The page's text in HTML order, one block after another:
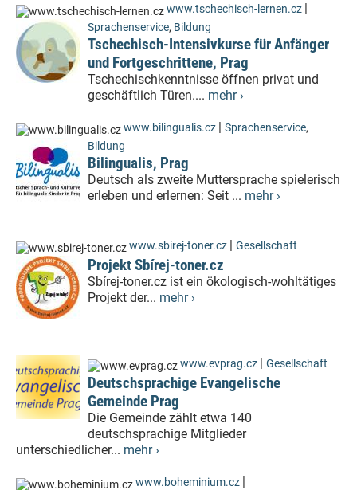
www.tschechisch-lernen.cz |
Sprachenservice, Bildung
Tschechisch-Intensivkurse für Anfänger
und Fortgeschrittene, Prag
Tschechischkenntnisse öffnen privat und
geschäftlich Türen.... mehr ›
www.bilingualis.cz | Sprachenservice,
Bildung
Bilingualis, Prag
Deutsch als zweite Muttersprache spielerisch
erleben und erlernen: Seit ... mehr ›
www.sbirej-toner.cz | Gesellschaft
Projekt Sbírej-toner.cz
Sbírej-toner.cz ist ein ökologisch-wohltätiges
Projekt der... mehr ›
www.evprag.cz | Gesellschaft
Deutschsprachige Evangelische
Gemeinde Prag
Die Gemeinde zählt etwa 140
deutschsprachige Mitglieder
unterschiedlicher... mehr ›
www.boheminium.cz |